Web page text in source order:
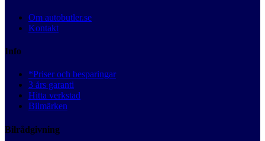
Om autobutler.se
Kontakt
Info
*Priser och besparingar
3 års garanti
Hitta verkstad
Bilmärken
Bilrådgivning